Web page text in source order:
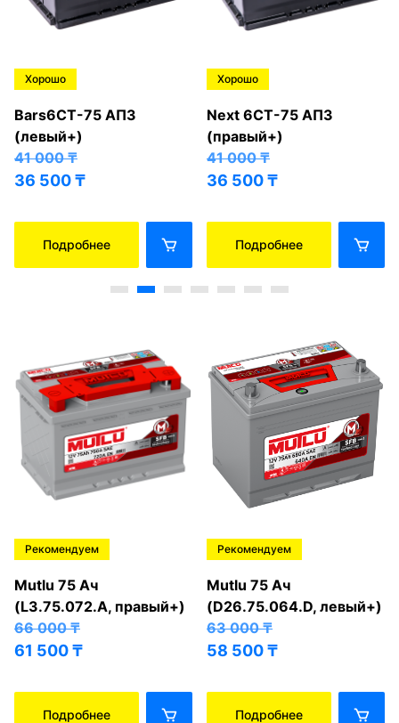
Хорошо
Bars6СТ-75 АПЗ
(левый+)
41 000₸
36 500₸
Подробнее
Хорошо
Next 6СТ-75 АПЗ
(правый+)
41 000₸
36 500₸
Подробнее
Рекомендуем
Mutlu 75 Ач
(L3.75.072.A, правый+)
66 000₸
61 500₸
Подробнее
Рекомендуем
Mutlu 75 Ач
(D26.75.064.D, левый+)
63 000₸
58 500₸
Подробнее